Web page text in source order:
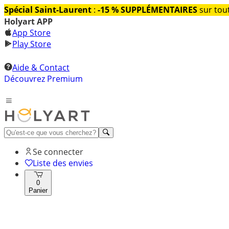
Spécial Saint-Laurent : -15 % SUPPLÉMENTAIRESsur
Holyart APP
App Store
Play Store
Aide & Contact
Découvrez Premium
Se connecter
Liste des envies
0
Panier